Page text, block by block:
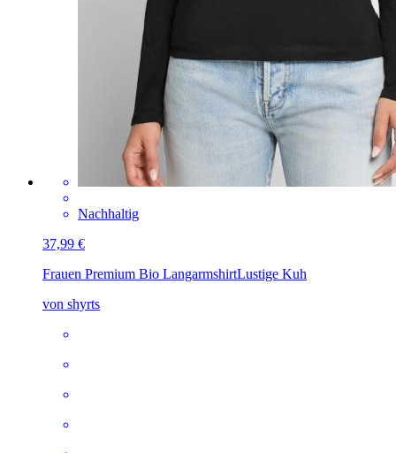
Nachhaltig
37,99 €
Frauen Premium Bio LangarmshirtLustige Kuh
von shyrts